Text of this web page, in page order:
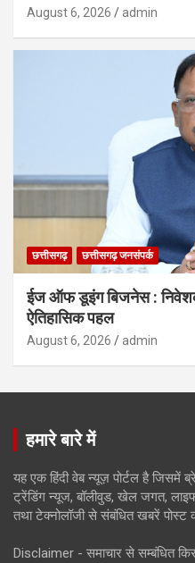
August 6, 2026 admin
छत्तीसगढ़ छत्तीसगढ़ जनसंपर्क
ईज ऑफ डूइंग बिजनेस :
ऐतिहासिक पहल
August 6, 2026 admin
हमारे बारे में
यह एक हिंदी वेब न्यूज़ पोर्टल है जिसमें
ट्रेंडिंग न्यूज, बॉलीवुड, खेल जगत,
तथा टेक्नोलॉजी से संबंधित खबरें पोस्ट
Disclaimer - समाचार से सम्बंधित